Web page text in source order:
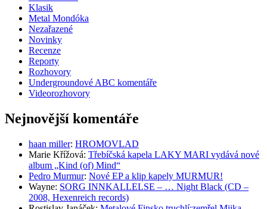
Klasik
Metal Mondóka
Nezařazené
Novinky
Recenze
Reporty
Rozhovory
Undergroundové ABC komentáře
Videorozhovory
Nejnovější komentáře
haan miller: HROMOVLAD
Marie Křížová: Třebíčská kapela LAKY MARI vydává nové
album „Kind (of) Mind“
Pedro Murmur: Nové EP a klip kapely MURMUR!
Wayne: SORG INNKALLELSE – … Night Black (CD –
2008, Hexenreich records)